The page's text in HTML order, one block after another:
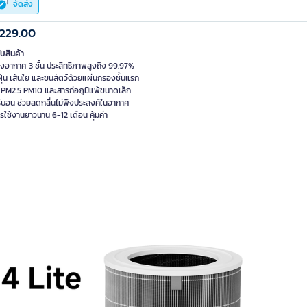
จัดส่ง
สินค้า
อากาศ 3 ชั้น ประสิทธิภาพสูงถึง 99.97%
เส้นใย และขนสัตว์ด้วยแผ่นกรองชั้นแรก
PM10 และสารก่อภูมิแพ้ขนาดเล็ก
อน ช่วยลดกลิ่นไม่พึงประสงค์ในอากาศ
ใช้งานยาวนาน 6-12 เดือน คุ้มค่า